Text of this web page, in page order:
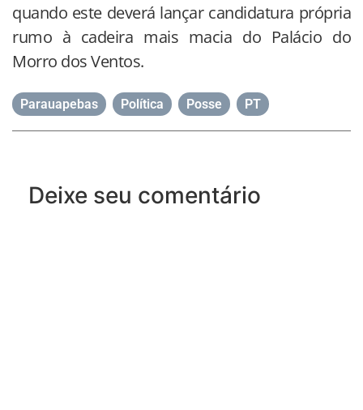
quando este deverá lançar candidatura própria
rumo à cadeira mais macia do Palácio do
Morro dos Ventos.
Parauapebas Política Posse PT
Deixe seu comentário